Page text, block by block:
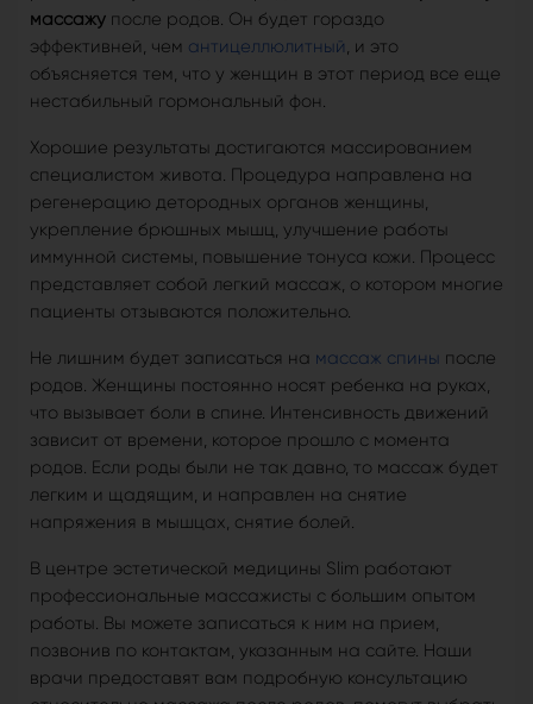
массажу после родов. Он будет гораздо
эффективней, чем антицеллюлитный, и это
объясняется тем, что у женщин в этот период все еще
нестабильный гормональный фон.
Хорошие результаты достигаются массированием
специалистом живота. Процедура направлена на
регенерацию детородных органов женщины,
укрепление брюшных мышц, улучшение работы
иммунной системы, повышение тонуса кожи. Процесс
представляет собой легкий массаж, о котором многие
пациенты отзываются положительно.
Не лишним будет записаться на массаж спины после
родов. Женщины постоянно носят ребенка на руках,
что вызывает боли в спине. Интенсивность движений
зависит от времени, которое прошло с момента
родов. Если роды были не так давно, то массаж будет
легким и щадящим, и направлен на снятие
напряжения в мышцах, снятие болей.
В центре эстетической медицины Slim работают
профессиональные массажисты с большим опытом
работы. Вы можете записаться к ним на прием,
позвонив по контактам, указанным на сайте. Наши
врачи предоставят вам подробную консультацию